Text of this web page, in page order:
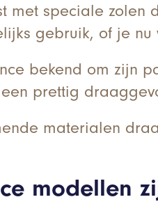
met speciale
gebruik, of je
bekend om zijn
prettig
materialen
modellen